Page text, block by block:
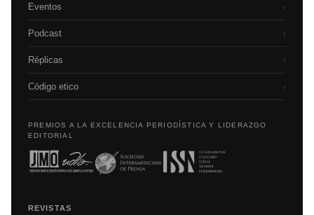
Eventos ›
Podcast ›
Réplicas ›
Código etico ›
PREMIOS A LA EXCELENCIA PERIODÍSTICA Y LIDERAZGO
EDITORIAL
REVISTAS